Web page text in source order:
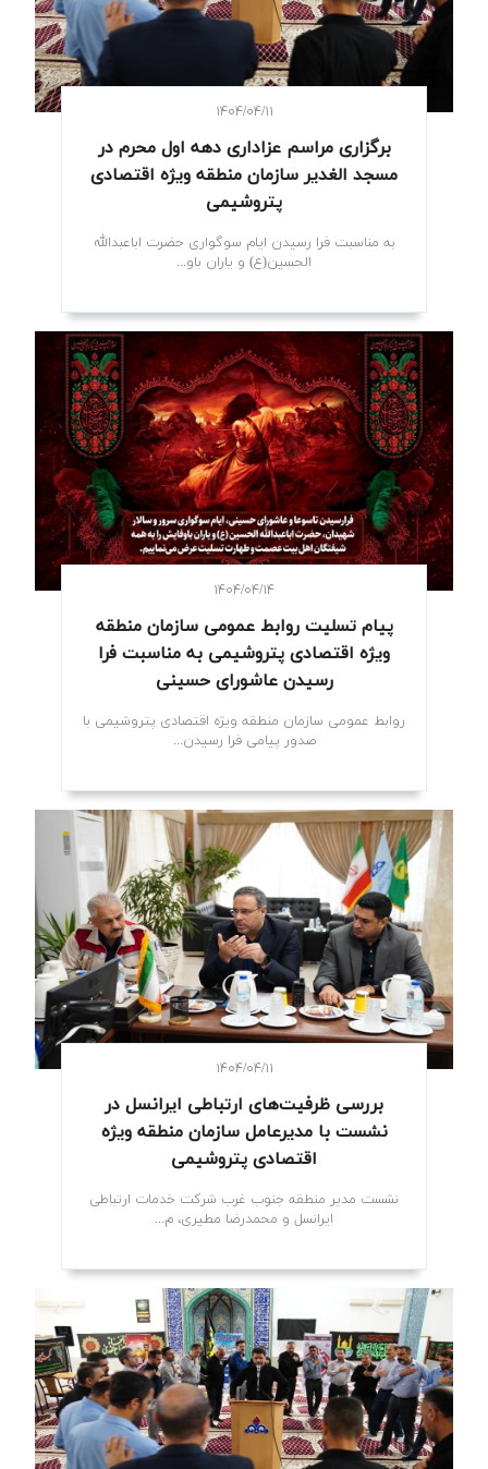
۱۴۰۴/۰۴/۱۱
برگزاری مراسم عزاداری دهه اول محرم در
مسجد الغدیر سازمان منطقه ویژه اقتصادی
پتروشیمی
به مناسبت فرا رسیدن ایام سوگواری حضرت اباعبدالله
الحسین(ع) و یاران باو...
۱۴۰۴/۰۴/۱۴
پیام تسلیت روابط عمومی سازمان منطقه
ویژه اقتصادی پتروشیمی به مناسبت فرا
رسیدن عاشورای حسینی
روابط عمومی سازمان منطقه ویژه اقتصادی پتروشیمی با
صدور پیامی فرا رسیدن...
۱۴۰۴/۰۴/۱۱
بررسی ظرفیت‌های ارتباطی ایرانسل در
نشست با مدیرعامل سازمان منطقه ویژه
اقتصادی پتروشیمی
نشست مدیر منطقه جنوب غرب شرکت خدمات ارتباطی
ایرانسل و محمدرضا مطیری، م...